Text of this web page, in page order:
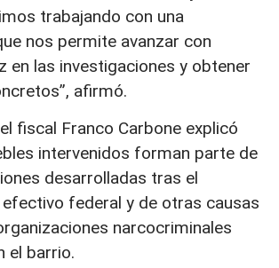
trabajando con una
nos permite avanzar con
en las investigaciones y obtener
afirmó.
fiscal Franco Carbone explicó
intervenidos forman parte de
desarrolladas tras el
federal y de otras causas
narcocriminales
el barrio.